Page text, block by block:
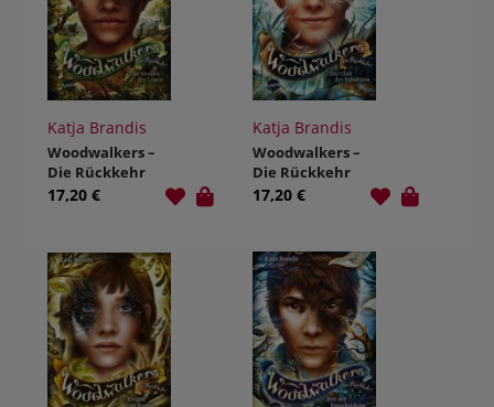
Katja Brandis
Woodwalkers –
Die Rückkehr
(Staffel 2, Band
17,20 €
Katja Brandis
Woodwalkers –
Die Rückkehr
(Staffel 2, Band
17,20 €